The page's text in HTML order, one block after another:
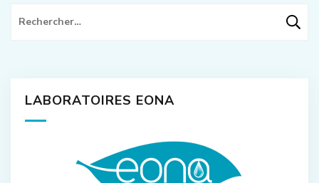
Rechercher :
LABORATOIRES EONA